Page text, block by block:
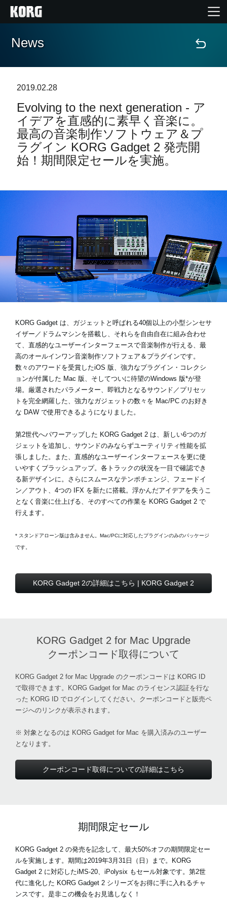
Home
Import Products
Features
Events
Store Locator
News
Location
Social Media
About KORG
News
2019.02.28
Evolving to the next generation - ア
イデアを直感的に素早く音楽に。
最高の音楽制作ソフトウェア＆プ
ラグイン KORG Gadget 2 発売開
始！期間限定セールを実施。
KORG Gadget は、ガジェットと呼ばれる40個以上の小型シンセサ
イザー／ドラムマシンを搭載し、それらを自由自在に組み合わせ
て、直感的なユーザーインターフェースで音楽制作が行える、最
高のオールインワン音楽制作ソフトフェア＆プラグインです。
数々のアワードを受賞したiOS 版、強力なプラグイン・コレクシ
ョンが付属した Mac 版、そしてついに待望のWindows 版*が登
場。厳選されたパラメーター、即戦力となるサウンド／プリセッ
トを完全網羅した、強力なガジェットの数々を Mac/PC のお好き
な DAW で使用できるようになりました。
第2世代へパワーアップした KORG Gadget 2 は、新しい6つのガ
ジェットを追加し、サウンドのみならずユーティリティ性能を拡
張しました。また、直感的なユーザーインターフェースを更に使
いやすくブラッシュアップ。各トラックの状況を一目で確認でき
る新デザインに。さらにスムースなテンポチェンジ、フェードイ
ン／アウト、4つの IFX を新たに搭載。浮かんだアイデアを失うこ
となく音楽に仕上げる、そのすべての作業を KORG Gadget 2 で
行えます。
* スタンドアローン版は含みません。Mac/PCに対応したプラグインのみのパッケージ
です。
KORG Gadget 2の詳細はこちら | KORG Gadget 2
KORG Gadget 2 for Mac Upgrade
クーポンコード取得について
KORG Gadget 2 for Mac Upgrade のクーポンコードは KORG ID
で取得できます。KORG Gadget for Mac のライセンス認証を行な
った KORG ID でログインしてください。クーポンコードと販売ペ
ージへのリンクが表示されます。
※ 対象となるのは KORG Gadget for Mac を購入済みのユーザー
となります。
クーポンコード取得についての詳細はこちら
期間限定セール
KORG Gadget 2 の発売を記念して、最大50%オフの期間限定セー
ルを実施します。期間は2019年3月31日（日）まで。KORG
Gadget 2 に対応したiMS-20、iPolysix もセール対象です。第2世
代に進化した KORG Gadget 2 シリーズをお得に手に入れるチャ
ンスです。是非この機会をお見逃しなく！